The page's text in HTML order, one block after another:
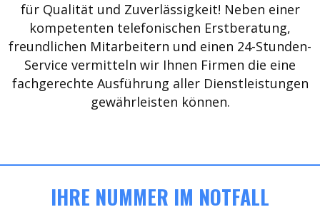
für Qualität und Zuverlässigkeit! Neben einer
kompetenten telefonischen Erstberatung,
freundlichen Mitarbeitern und einen 24-Stunden-
Service vermitteln wir Ihnen Firmen die eine
fachgerechte Ausführung aller Dienstleistungen
gewährleisten können.
IHRE NUMMER IM NOTFALL